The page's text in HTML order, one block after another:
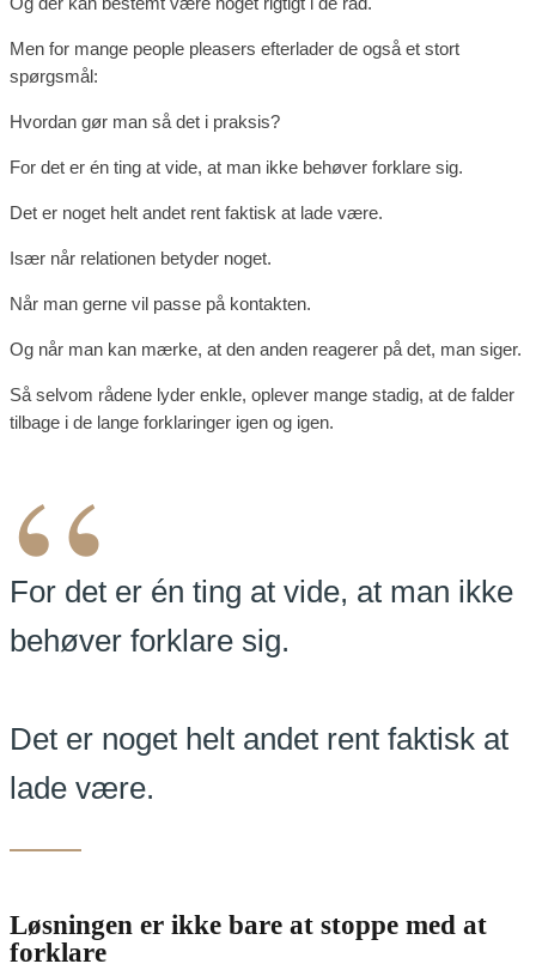
Men for mange people pleasers efterlader de også et stort
spørgsmål:
Hvordan gør man så det i praksis?
For det er én ting at vide, at man ikke behøver forklare sig.
Det er noget helt andet rent faktisk at lade være.
Især når relationen betyder noget.
Når man gerne vil passe på kontakten.
Og når man kan mærke, at den anden reagerer på det, man siger.
Så selvom rådene lyder enkle, oplever mange stadig, at de falder
tilbage i de lange forklaringer igen og igen.
“
For det er én ting at vide, at man ikke
behøver forklare sig.
Det er noget helt andet rent faktisk at
lade være.
Løsningen er ikke bare at stoppe med at
forklare